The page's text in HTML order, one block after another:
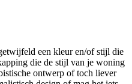
een kleur en/of stijl die
die de stijl van je woning
ontwerp of toch liever